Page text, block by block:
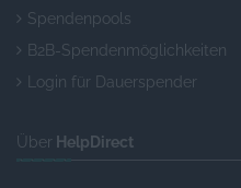
Spendenpools
B2B-Spendenmöglichkeiten
Login für Dauerspender
Über HelpDirect